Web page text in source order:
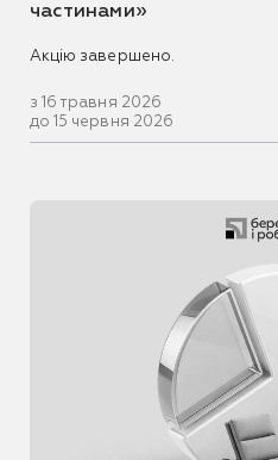
частинами»
Акцію завершено.
з 16 травня 2026
до 15 червня 2026